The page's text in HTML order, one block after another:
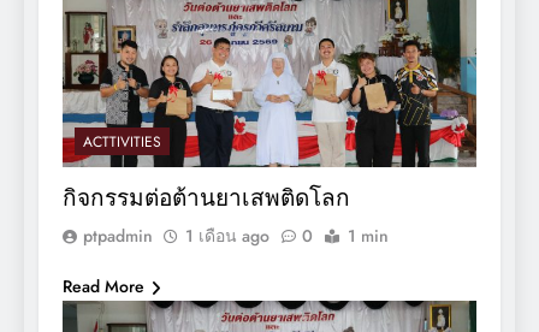
ACTTIVITIES
กิจกรรมต่อต้านยาเสพติดโลก
ptpadmin 1 เดือน ago 0 1 min
Read More